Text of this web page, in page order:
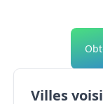
Villes